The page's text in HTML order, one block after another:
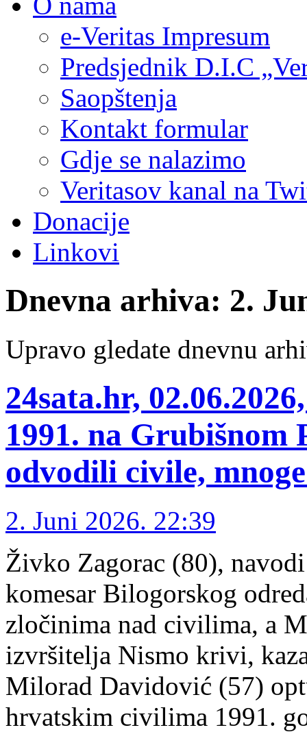
e-Veritas Impresum
Predsjednik D.I.C
Saopštenja
Kontakt formular
Gdje se nalazimo
Veritasov kanal na
Donacije
Linkovi
Dnevna arhiva: 2.
Upravo gledate dnevnu
24sata.hr,
1991. na
odvodili civile,
2. Juni 2026. 22:39
Živko Zagorac (80),
komesar Bilogorskog
zločinima nad civilima, a
izvršitelja Nismo krivi,
Milorad Davidović (57)
hrvatskim civilima 1991.